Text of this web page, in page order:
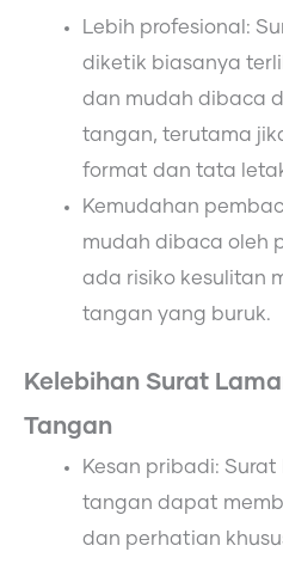
Lebih profesional:
diketik biasanya
dan mudah dibaca
tangan, terutama
format dan tata
Kemudahan
mudah dibaca oleh
ada risiko kesulitan
tangan yang buruk.
Kelebihan Surat
Tangan
Kesan pribadi:
tangan dapat
dan perhatian